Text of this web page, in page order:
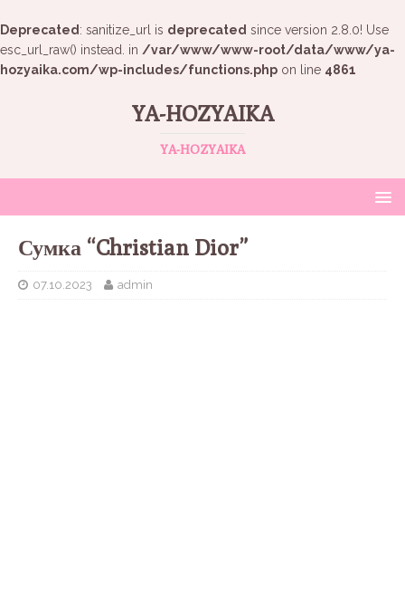
Deprecated : sanitize_url is deprecated since version 2.8.0! Use
esc_url_raw() instead. in /var/www/www-root/data/www/ya-
hozyaika.com/wp-includes/functions.php on line 4861
YA-HOZYAIKA
YA-HOZYAIKA
Сумка “Christian Dior”
07.10.2023 admin